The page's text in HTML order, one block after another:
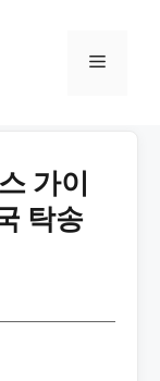
가이
탁송